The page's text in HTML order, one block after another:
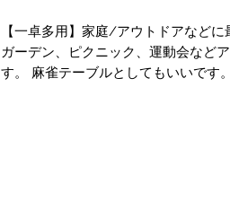
【一卓多用】家庭/アウトドアなど
ガーデン、ピクニック、運動会など
す。 麻雀テーブルとしてもいいです。